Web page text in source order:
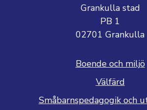
Grankulla stad
PB 1
02701 Grankulla
Boende och miljö
Välfärd
Småbarnspedagogik och